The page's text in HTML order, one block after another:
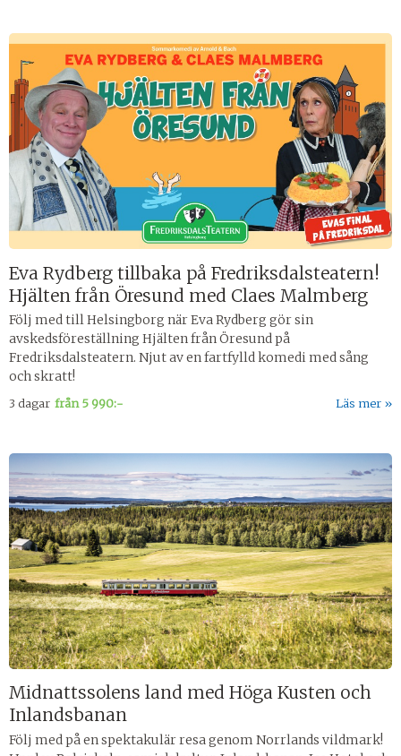
Eva Rydberg tillbaka på Fredriksdalsteatern!
Hjälten från Öresund med Claes Malmberg
Följ med till Helsingborg när Eva Rydberg gör sin
avskedsföreställning Hjälten från Öresund på
Fredriksdalsteatern. Njut av en fartfylld komedi med sång
och skratt!
3 dagar från5 990:- Läs mer
Midnattssolens land med Höga Kusten och
Inlandsbanan
Följ med på en spektakulär resa genom Norrlands vildmark!